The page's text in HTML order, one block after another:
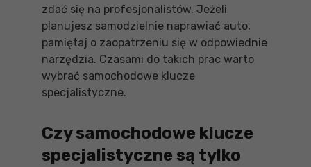
zdać się na profesjonalistów. Jeżeli
planujesz samodzielnie naprawiać auto,
pamiętaj o zaopatrzeniu się w odpowiednie
narzędzia. Czasami do takich prac warto
wybrać samochodowe klucze
specjalistyczne.
Czy samochodowe klucze
specjalistyczne są tylko